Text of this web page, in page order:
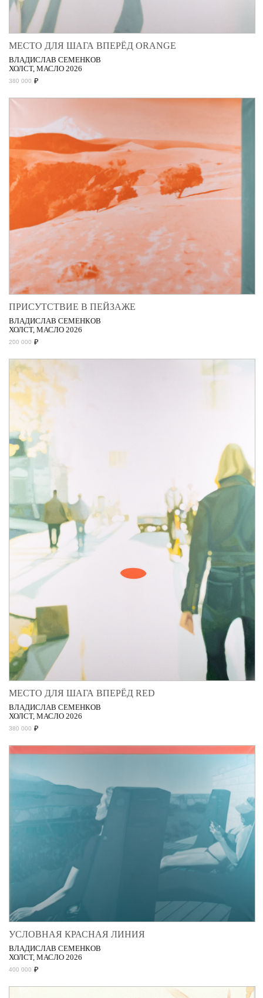
МЕСТО ДЛЯ ШАГА ВПЕРЁД ORANGE
ВЛАДИСЛАВ СЕМЕНКОВ
ХОЛСТ, МАСЛО 2026
380 000 ₽
ПРИСУТСТВИЕ В ПЕЙЗАЖЕ
ВЛАДИСЛАВ СЕМЕНКОВ
ХОЛСТ, МАСЛО 2026
200 000 ₽
МЕСТО ДЛЯ ШАГА ВПЕРЁД RED
ВЛАДИСЛАВ СЕМЕНКОВ
ХОЛСТ, МАСЛО 2026
380 000 ₽
УСЛОВНАЯ КРАСНАЯ ЛИНИЯ
ВЛАДИСЛАВ СЕМЕНКОВ
ХОЛСТ, МАСЛО 2026
400 000 ₽